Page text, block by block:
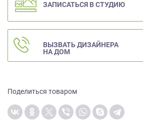
ЗАПИСАТЬСЯ В СТУДИЮ
ВЫЗВАТЬ ДИЗАЙНЕРА
НА ДОМ
Поделиться товаром